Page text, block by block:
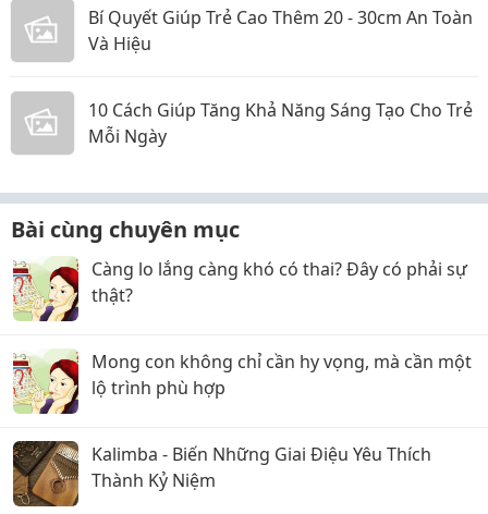
Bí Quyết Giúp Trẻ Cao Thêm 20 - 30cm An Toàn
Và Hiệu
10 Cách Giúp Tăng Khả Năng Sáng Tạo Cho Trẻ
Mỗi Ngày
Bài cùng chuyên mục
Càng lo lắng càng khó có thai? Đây có phải sự
thật?
Mong con không chỉ cần hy vọng, mà cần một
lộ trình phù hợp
Kalimba - Biến Những Giai Điệu Yêu Thích
Thành Kỷ Niệm